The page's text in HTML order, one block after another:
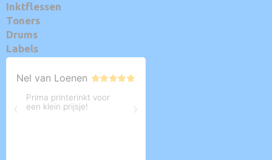
Inktflessen
Toners
Drums
Labels